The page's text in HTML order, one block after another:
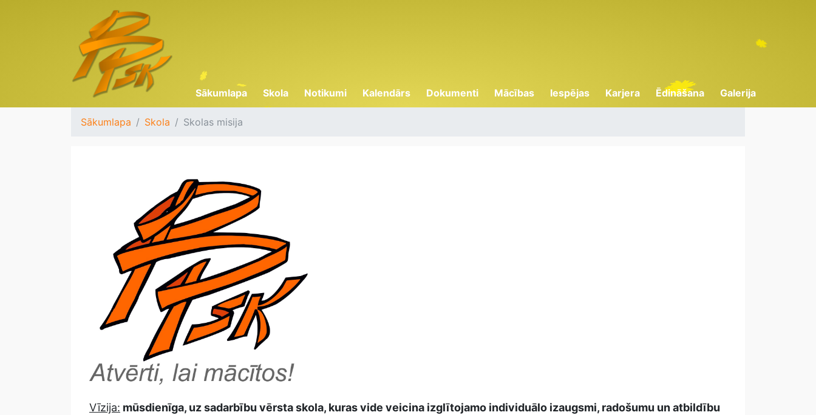
Sākumlapa Skola Notikumi Kalendārs Dokumenti Mācības Iespējas Karjera Ēdināšana Galerija
Sākumlapa Skola Skolas misija
Vīzija: mūsdienīga, uz sadarbību vērsta skola, kuras vide veicina izglītojamo individuālo izaugsmi, radošumu un atbildību